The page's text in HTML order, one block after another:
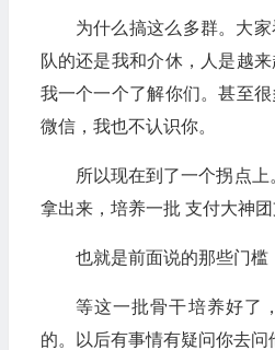
为什么搞这么多群。大
队的还是我和介休，人是越
我一个一个了解你们。甚至
微信，我也不认识你。
所以现在到了一个拐点
拿出来，培养一批 支付大神团
也就是前面说的那些门槛
等这一批骨干培养好了
的。以后有事情有疑问你去问